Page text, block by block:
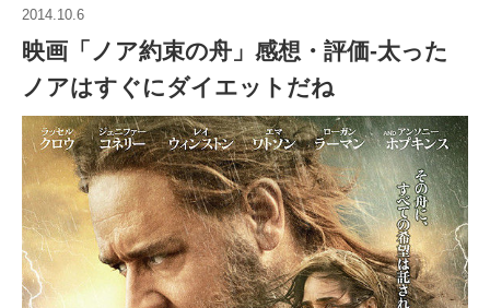
2014.10.6
映画「ノア約束の舟」感想・評価‐太った
ノアはすぐにダイエットだね